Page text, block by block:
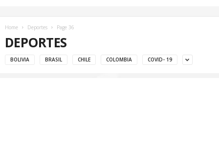
Home Deportes Page 36
DEPORTES
BOLIVIA BRASIL CHILE COLOMBIA COVID- 19